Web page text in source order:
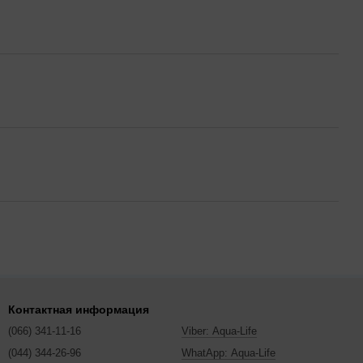
Контактная информация
(066) 341-11-16
(044) 344-26-96
Viber: Aqua-Life
WhatApp: Aqua-Life